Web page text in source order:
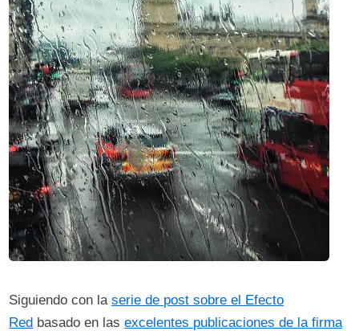
Siguiendo con laserie de post sobre el Efecto
Red basado en lasexcelentes publicaciones de la firma